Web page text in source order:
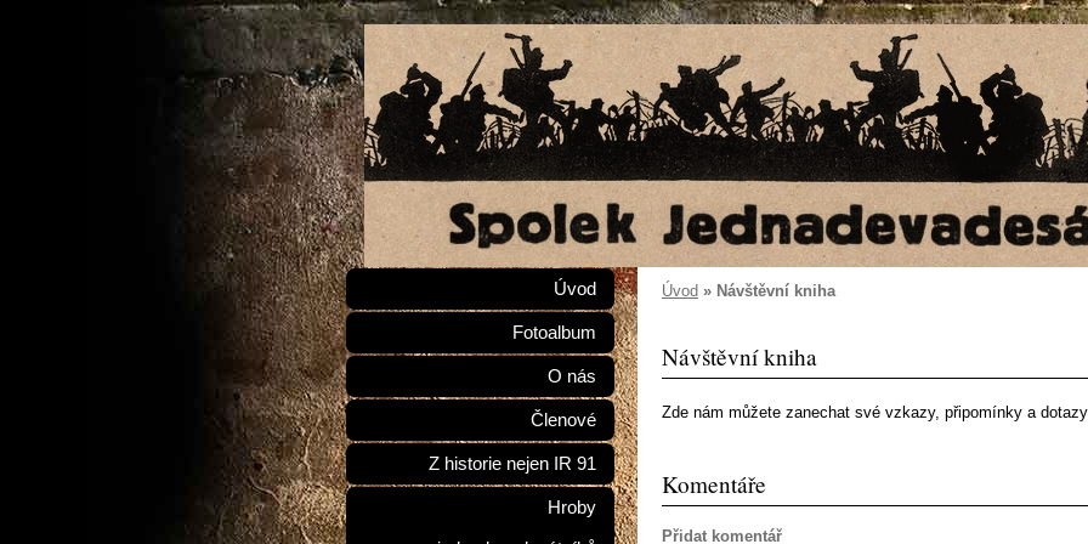
Úvod » Návštěvní kniha
Návštěvní kniha
Zde nám můžete zanechat své vzkazy, připomínky a
Komentáře
Přidat komentář
Úvod
Fotoalbum
O nás
Členové
Z historie nejen IR 91
Hroby